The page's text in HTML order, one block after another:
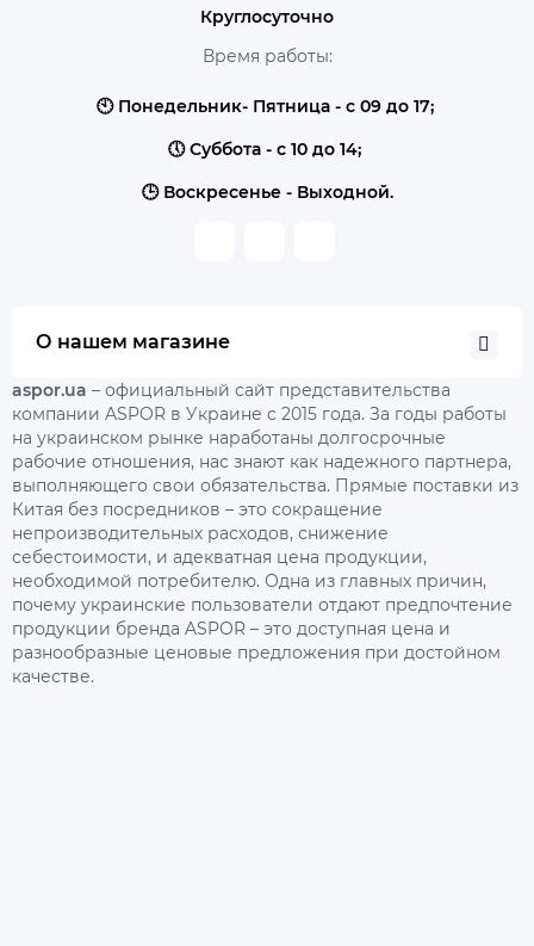
Круглосуточно
Время работы:
🕙 Понедельник- Пятница - с 09 до 17;
🕔 Суббота - с 10 до 14;
🕒 Воскресенье - Выходной.
О нашем магазине
aspor.ua – официальный сайт представительства
компании ASPOR в Украине с 2015 года. За годы работы
на украинском рынке наработаны долгосрочные
рабочие отношения, нас знают как надежного партнера,
выполняющего свои обязательства. Прямые поставки из
Китая без посредников – это сокращение
непроизводительных расходов, снижение
себестоимости, и адекватная цена продукции,
необходимой потребителю. Одна из главных причин,
почему украинские пользователи отдают предпочтение
продукции бренда ASPOR – это доступная цена и
разнообразные ценовые предложения при достойном
качестве.